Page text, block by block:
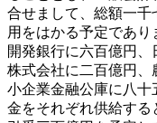
合せまして、総額一
用をはかる予定であ
開発銀行に六百億円
株式会社に二百億円、
小企業金融公庫に八
金をそれぞれ供給す